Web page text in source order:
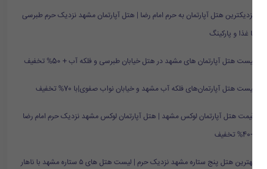
نزدیکترین هتل آپارتمان به حرم امام رضا | هتل آپارتمان مشهد نزدیک حرم طبرسی
با غذا و پارکینگ
لیست هتل آپارتمان های مشهد در هتل خیابان طبرسی و فلکه آب + 50% تخفیف
لیست هتل آپارتمان‌های فلکه آب مشهد و خیابان نواب صفوی|با 70% تخفیف
قیمت هتل آپارتمان لوکس مشهد | هتل آپارتمان لوکس مشهد نزدیک حرم امام رضا
+40% تخفیف
بهترین هتل پنج ستاره مشهد نزدیک حرم | لیست هتل های ۵ ستاره مشهد با ناهار